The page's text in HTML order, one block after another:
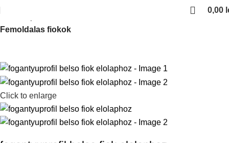
0,00
Femoldalas fiokok
Click to enlarge